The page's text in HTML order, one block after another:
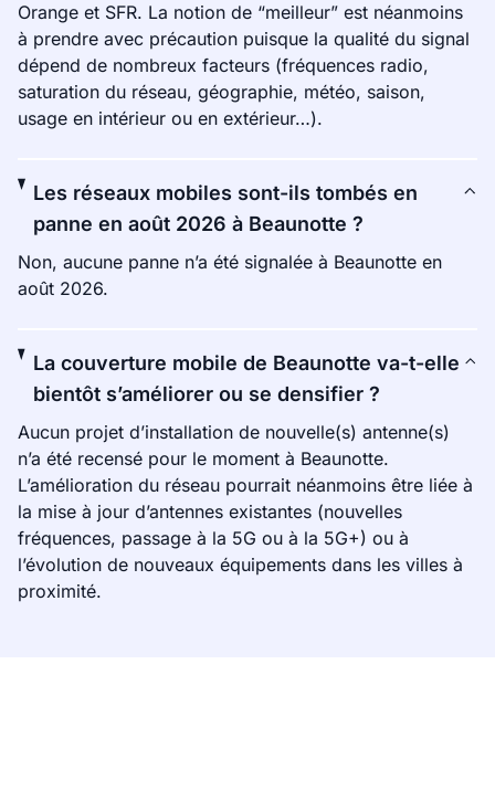
Orange et SFR. La notion de “meilleur” est néanmoins
à prendre avec précaution puisque la qualité du signal
dépend de nombreux facteurs (fréquences radio,
saturation du réseau, géographie, météo, saison,
usage en intérieur ou en extérieur…).
Les réseaux mobiles sont-ils tombés en
panne en août 2026 à Beaunotte ?
Non, aucune panne n’a été signalée à Beaunotte en
août 2026.
La couverture mobile de Beaunotte va-t-elle
bientôt s’améliorer ou se densifier ?
Aucun projet d’installation de nouvelle(s) antenne(s)
n’a été recensé pour le moment à Beaunotte.
L’amélioration du réseau pourrait néanmoins être liée à
la mise à jour d’antennes existantes (nouvelles
fréquences, passage à la 5G ou à la 5G+) ou à
l’évolution de nouveaux équipements dans les villes à
proximité.